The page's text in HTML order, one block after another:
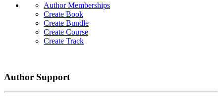
Author Memberships
Create Book
Create Bundle
Create Course
Create Track
Author Support